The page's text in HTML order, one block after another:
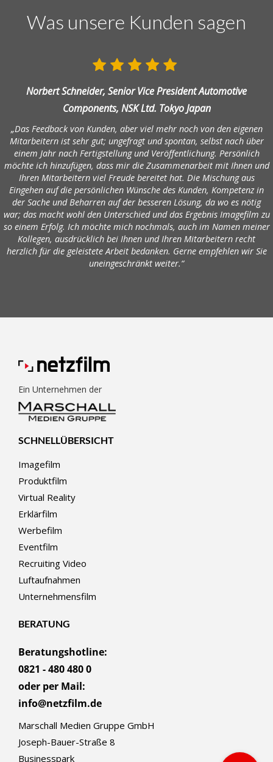
Was unsere Kunden sagen
Norbert Schneider, Senior Vice President Automotive
Components, NSK Ltd. Tokyo Japan
„Das Feedback von Kunden, aber viel mehr noch von den eigenen
Mitarbeitern ist sehr gut; ungefragt und spontan, selbst nach über
einem Jahr nach Fertigstellung und Veröffentlichung. Persönlich
möchte ich hinzufügen, dass mir die Zusammenarbeit mit Ihnen und
Ihren Mitarbeitern viel Freude bereitet hat. Die Mischung aus
Eingehen auf die persönlichen Wünsche des Kunden, Kompetenz in
der Sache und Beharren auf der besseren Lösung, da wo es nötig
war; das macht wohl den Unterschied und das Ergebnis Imagefilm zu
so einem Erfolg. Ich möchte mich nochmals, auch im Namen meiner
Kollegen, ausdrücklich bei Ihnen und Ihren Mitarbeitern recht
herzlich für die geleistete Arbeit bedanken. Gerne empfehlen wir Sie
uneingeschränkt weiter.“
Ein Unternehmen der
SCHNELLÜBERSICHT
Imagefilm
Produktfilm
Virtual Reality
Erklärfilm
Werbefilm
Eventfilm
Recruiting Video
Luftaufnahmen
Unternehmensfilm
BERATUNG
Beratungshotline:
0821 - 480 480 0
oder per Mail:
info@netzfilm.de
Marschall Medien Gruppe GmbH
Joseph-Bauer-Straße 8
Businesspark